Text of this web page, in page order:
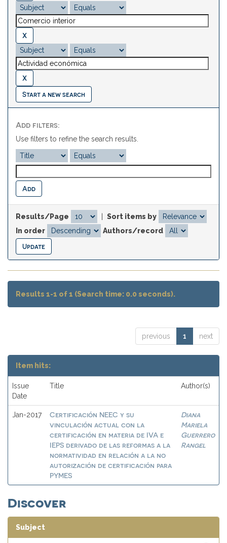
Start a new search
Add filters:
Use filters to refine the search results.
Results/Page
Sort items by
In order
Authors/record
Results 1-1 of 1 (Search time: 0.0 seconds).
previous 1 next
Item hits:
Issue
Date
Title Author(s)
Jan-2017
Certificación NEEC y su
vinculación actual con la
certificación en materia de IVA e
IEPS derivado de las reformas a la
normatividad en relación a la no
autorización de certificación para
PYMES
Diana
Mariela
Guerrero
Rangel
Discover
Subject